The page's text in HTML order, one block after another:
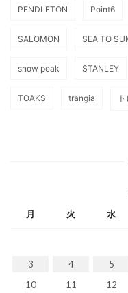
PENDLETON Point6
SALOMON SEA TO
snow peak STANLEY
TOAKS trangia
月 火 水
3
4 5
10
11 12